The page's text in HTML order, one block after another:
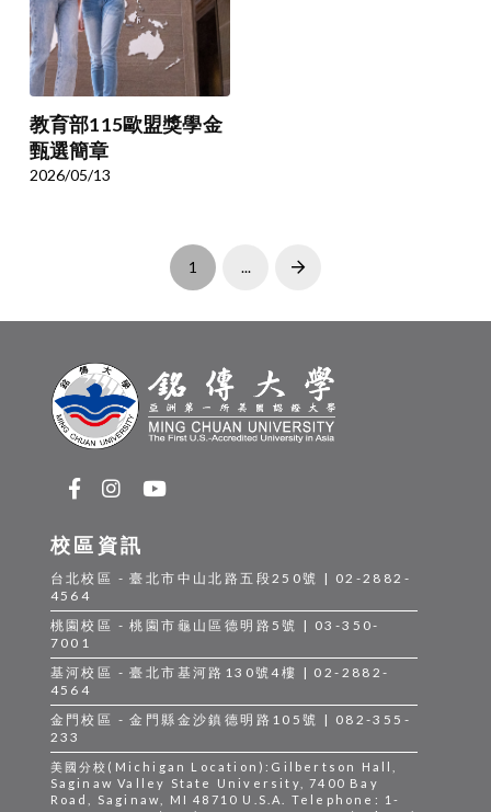
教育部115歐盟獎學金
甄選簡章
2026/05/13
1 ... Next
校區資訊
台北校區 - 臺北市中山北路五段250號 | 02-2882-
4564
桃園校區 - 桃園市龜山區德明路5號 | 03-350-
7001
基河校區 - 臺北市基河路130號4樓 | 02-2882-
4564
金門校區 - 金門縣金沙鎮德明路105號 | 082-355-
233
美國分校(Michigan Location):Gilbertson Hall,
Saginaw Valley State University, 7400 Bay
Road, Saginaw, MI 48710 U.S.A. Telephone: 1-